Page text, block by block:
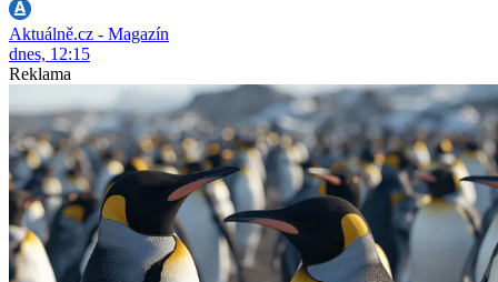
Aktuálně.cz - Magazín
dnes, 12:15
Reklama